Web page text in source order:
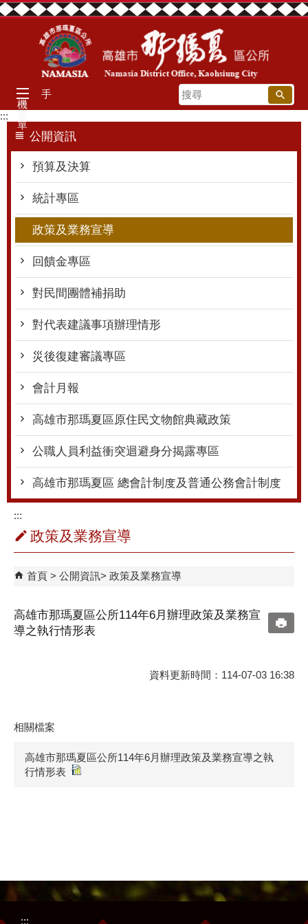
跳到主要內容區塊
搜
尋
手
機
單
:::
公開資訊
預算及決算
統計專區
政策及業務宣導
回饋金專區
對民間團體補捐助
對代表建議事項辦理情形
災後復建審議專區
會計月報
高雄市那瑪夏區原住民文物館典藏政策
公職人員利益衝突迴避身分揭露專區
高雄市那瑪夏區 總會計制度及普通公務會計制度
:::
政策及業務宣導
首頁 公開資訊 政策及業務宣導
高雄市那瑪夏區公所114年6月辦理政策及業務宣
導之執行情形表
資料更新時間：114-07-03 16:38
相關檔案
高雄市那瑪夏區公所114年6月辦理政策及業務宣導之執
行情形表
:::